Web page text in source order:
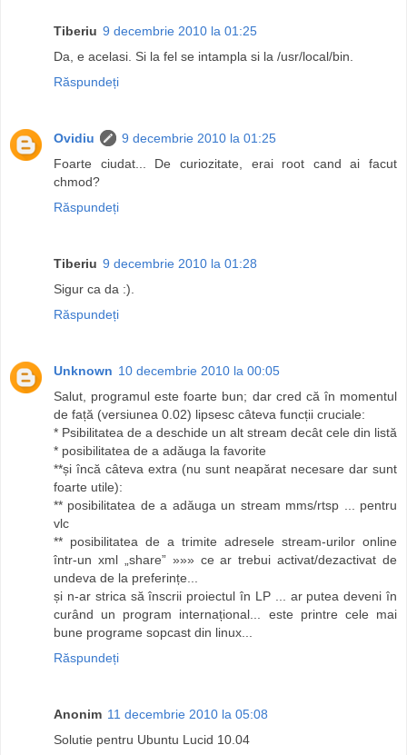
Tiberiu 9 decembrie 2010 la 01:25
Da, e acelasi. Si la fel se intampla si la /usr/local/bin.
Răspundeți
Ovidiu
9 decembrie 2010 la 01:25
Foarte ciudat... De curiozitate, erai root cand ai facut
chmod?
Răspundeți
Tiberiu 9 decembrie 2010 la 01:28
Sigur ca da :).
Răspundeți
Unknown 10 decembrie 2010 la 00:05
Salut, programul este foarte bun; dar cred că în momentul
de față (versiunea 0.02) lipsesc câteva funcții cruciale:
* Psibilitatea de a deschide un alt stream decât cele din listă
* posibilitatea de a adăuga la favorite
**și încă câteva extra (nu sunt neapărat necesare dar sunt
foarte utile):
** posibilitatea de a adăuga un stream mms/rtsp ... pentru
vlc
** posibilitatea de a trimite adresele stream-urilor online
într-un xml „share” »»» ce ar trebui activat/dezactivat de
undeva de la preferințe...
și n-ar strica să înscrii proiectul în LP ... ar putea deveni în
curând un program internațional... este printre cele mai
bune programe sopcast din linux...
Răspundeți
Anonim 11 decembrie 2010 la 05:08
Solutie pentru Ubuntu Lucid 10.04